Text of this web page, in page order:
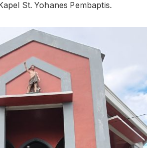
St. Yohanes Pembaptis.